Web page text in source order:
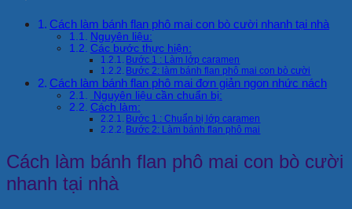
Cách làm bánh flan phô mai con bò cười nhanh tại nhà
Nguyên liệu:
Các bước thực hiện:
Bước 1 : Làm lớp caramen
Bước 2: làm bánh flan phô mai con bò cười
Cách làm bánh flan phô mai đơn giản ngon nhức nách
Nguyên liệu cần chuẩn bị:
Cách làm:
Bước 1 : Chuẩn bị lớp caramen
Bước 2: Làm bánh flan phô mai
Cách làm bánh flan phô mai con bò cười
nhanh tại nhà